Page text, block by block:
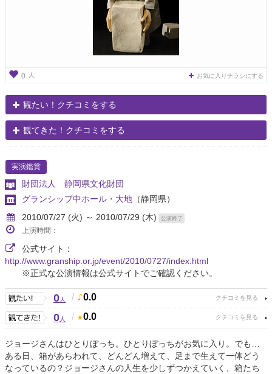
0 人 お気に入りチラシにする
観たい！クチコミをする
観てきた！クチコミをする
実演鑑賞
財団法人 静岡県文化財団
グランシップ中ホール・大地 （静岡県）
2010/07/27 (火) ～ 2010/07/29 (木)
公演終了
上演時間：
公式サイト：
http://www.granship.or.jp/event/2010/0727/index.html
※正式な公演情報は公式サイトでご確認ください。
0人 / 0.0
0人 / 0.0
ジョージさんはひとりぼっち。ひとりぼっちがお気に入り。でも…
ある日、箱があらわれて、どんどん増えて、足まで生えて一体どう
なっているの？ジョージさんの人生を少しずつかえていく、箱たち